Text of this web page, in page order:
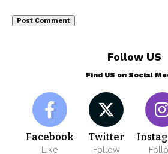
Follow US
Find US on Social
Facebook
Like
Twitter
Follow